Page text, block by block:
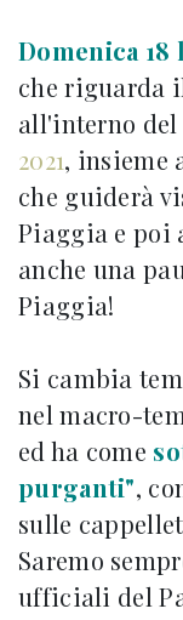
Domenica 18
che riguarda
all'interno
2021, insieme
che guiderà
Piaggia e poi
anche una
Piaggia!
Si cambia
nel macro-
ed ha come
purganti",
sulle
Saremo
ufficiali del